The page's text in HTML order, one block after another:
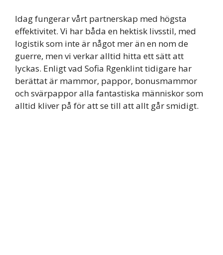
Idag fungerar vårt partnerskap med högsta
effektivitet. Vi har båda en hektisk livsstil, med
logistik som inte är något mer än en nom de
guerre, men vi verkar alltid hitta ett sätt att
lyckas. Enligt vad Sofia Rgenklint tidigare har
berättat är mammor, pappor, bonusmammor
och svärpappor alla fantastiska människor som
alltid kliver på för att se till att allt går smidigt.